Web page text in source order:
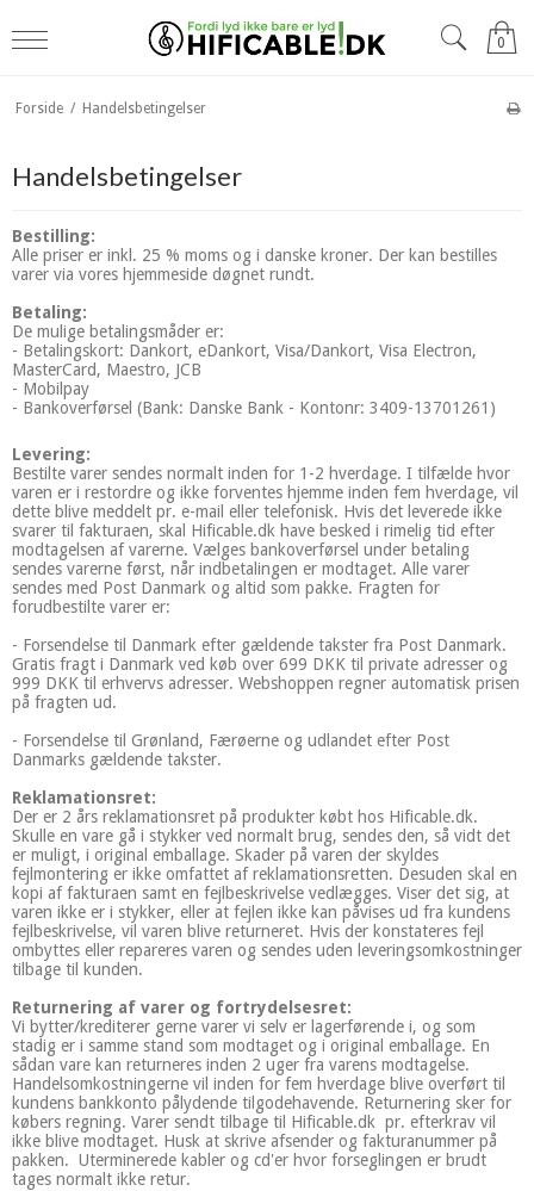
0
Forside / Handelsbetingelser
Handelsbetingelser
Bestilling:
Alle priser er inkl. 25 % moms og i danske kroner. Der kan bestilles
varer via vores hjemmeside døgnet rundt.
Betaling:
De mulige betalingsmåder er:
- Betalingskort: Dankort, eDankort, Visa/Dankort, Visa Electron,
MasterCard, Maestro, JCB
- Mobilpay
- Bankoverførsel (Bank: Danske Bank - Kontonr: 3409-13701261)
Levering:
Bestilte varer sendes normalt inden for 1-2 hverdage. I tilfælde hvor
varen er i restordre og ikke forventes hjemme inden fem hverdage, vil
dette blive meddelt pr. e-mail eller telefonisk. Hvis det leverede ikke
svarer til fakturaen, skal Hificable.dk have besked i rimelig tid efter
modtagelsen af varerne. Vælges bankoverførsel under betaling
sendes varerne først, når indbetalingen er modtaget. Alle varer
sendes med Post Danmark og altid som pakke. Fragten for
forudbestilte varer er:
- Forsendelse til Danmark efter gældende takster fra Post Danmark.
Gratis fragt i Danmark ved køb over 699 DKK til private adresser og
999 DKK til erhvervs adresser. Webshoppen regner automatisk prisen
på fragten ud.
- Forsendelse til Grønland, Færøerne og udlandet efter Post
Danmarks gældende takster.
Reklamationsret:
Der er 2 års reklamationsret på produkter købt hos Hificable.dk.
Skulle en vare gå i stykker ved normalt brug, sendes den, så vidt det
er muligt, i original emballage. Skader på varen der skyldes
fejlmontering er ikke omfattet af reklamationsretten. Desuden skal en
kopi af fakturaen samt en fejlbeskrivelse vedlægges. Viser det sig, at
varen ikke er i stykker, eller at fejlen ikke kan påvises ud fra kundens
fejlbeskrivelse, vil varen blive returneret. Hvis der konstateres fejl
ombyttes eller repareres varen og sendes uden leveringsomkostninger
tilbage til kunden.
Returnering af varer og fortrydelsesret:
Vi bytter/krediterer gerne varer vi selv er lagerførende i, og som
stadig er i samme stand som modtaget og i original emballage. En
sådan vare kan returneres inden 2 uger fra varens modtagelse.
Handelsomkostningerne vil inden for fem hverdage blive overført til
kundens bankkonto pålydende tilgodehavende. Returnering sker for
købers regning. Varer sendt tilbage til Hificable.dk pr. efterkrav vil
ikke blive modtaget. Husk at skrive afsender og fakturanummer på
pakken. Uterminerede kabler og cd'er hvor forseglingen er brudt
tages normalt ikke retur.